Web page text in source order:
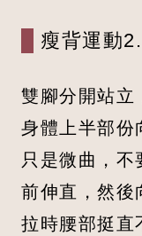
瘦背運動
雙腳分開站立
身體上半部份
只是微曲，不
前伸直，然後
拉時腰部挺直